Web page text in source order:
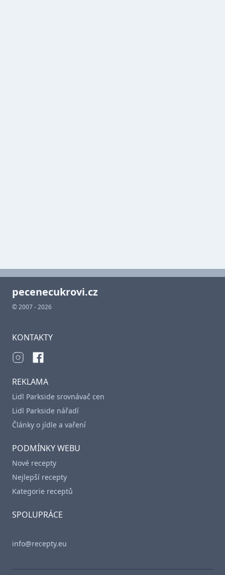
pecenecukrovi.cz
© 2007 - 2026
KONTAKTY
REKLAMA
Lidl Parkside srovnávač cen
Lidl Parkside nářadí
Články o jídle a vaření
PODMÍNKY WEBU
Nové recepty
Nejlepší recepty
Kategorie receptů
SPOLUPRÁCE
info@recepty.eu